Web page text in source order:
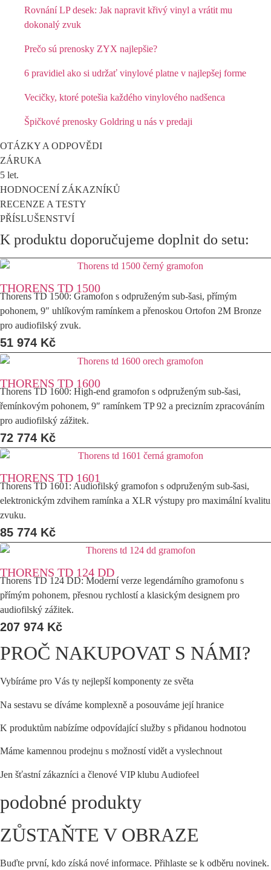
Rovnání LP desek: Jak napravit křivý vinyl a vrátit mu
dokonalý zvuk
Prečo sú prenosky ZYX najlepšie?
6 pravidiel ako si udržať vinylové platne v najlepšej forme
Vecičky, ktoré potešia každého vinylového nadšenca
Špičkové prenosky Goldring u nás v predaji
OTÁZKY A ODPOVĚDI
ZÁRUKA
5 let.
HODNOCENÍ ZÁKAZNÍKŮ
RECENZE A TESTY
PŘÍSLUŠENSTVÍ
K produktu doporučujeme doplnit do setu:
THORENS TD 1500
Thorens TD 1500: Gramofon s odpruženým sub-šasi, přímým
pohonem, 9″ uhlíkovým ramínkem a přenoskou Ortofon 2M Bronze
pro audiofilský zvuk.
51 974 Kč
THORENS TD 1600
Thorens TD 1600: High-end gramofon s odpruženým sub-šasi,
řemínkovým pohonem, 9″ ramínkem TP 92 a precizním zpracováním
pro audiofilský zážitek.
72 774 Kč
THORENS TD 1601
Thorens TD 1601: Audiofilský gramofon s odpruženým sub-šasi,
elektronickým zdvihem ramínka a XLR výstupy pro maximální kvalitu
zvuku.
85 774 Kč
THORENS TD 124 DD
Thorens TD 124 DD: Moderní verze legendárního gramofonu s
přímým pohonem, přesnou rychlostí a klasickým designem pro
audiofilský zážitek.
207 974 Kč
PROČ NAKUPOVAT S NÁMI?
Vybíráme pro Vás ty nejlepší komponenty ze světa
Na sestavu se díváme komplexně a posouváme její hranice
K produktům nabízíme odpovídající služby s přidanou hodnotou
Máme kamennou prodejnu s možností vidět a vyslechnout
Jen šťastní zákazníci a členové VIP klubu Audiofeel
podobné produkty
ZŮSTAŇTE V OBRAZE
Buďte první, kdo získá nové informace. Přihlaste se k odběru novinek.